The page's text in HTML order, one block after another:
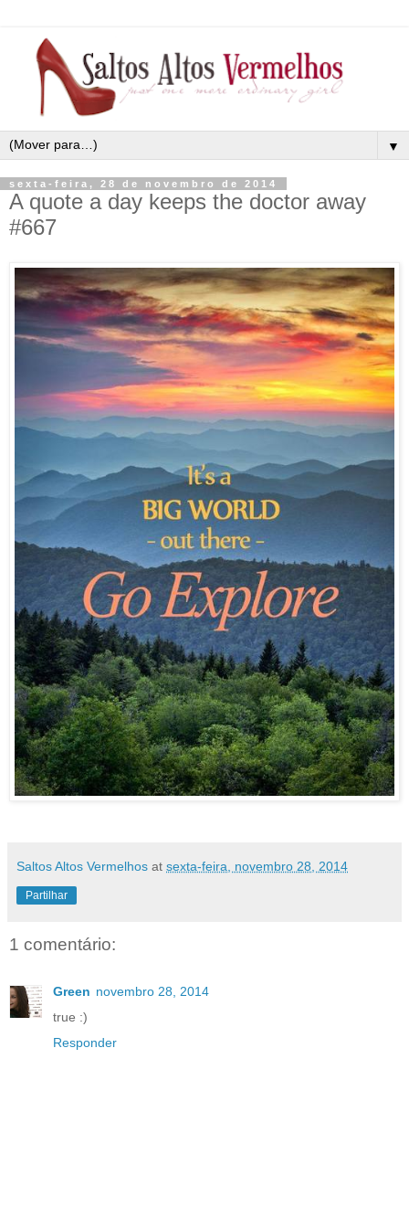
▼
sexta-feira, 28 de novembro de 2014
A quote a day keeps the doctor away
#667
Saltos Altos Vermelhos at sexta-feira, novembro 28, 2014
Partilhar
1 comentário:
Green novembro 28, 2014
true :)
Responder